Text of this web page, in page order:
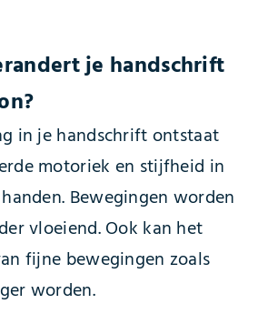
je handschrift
in je handschrift ontstaat
motoriek en stijfheid in
Bewegingen worden
vloeiend. Ook kan het
fijne bewegingen zoals
worden.